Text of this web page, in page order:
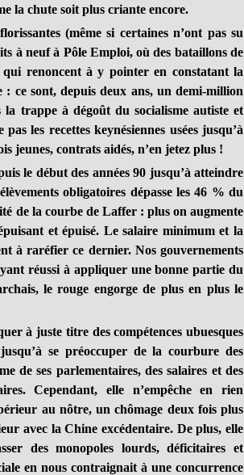
la chute soit plus criante encore.
(même si certaines n’ont pas su
à neuf à Pôle Emploi, où des bataillons de
renoncent à y pointer en constatant la
ce sont, depuis deux ans, un demi-million
trappe à dégoût du socialisme autiste et
les recettes keynésiennes usées jusqu’à
jeunes, contrats aidés, n’en jetez plus !
des années 90 jusqu’à atteindre
obligatoires dépasse les 46 % du
de la courbe de Laffer : plus on augmente
et épuisé. Le salaire minimum et la
à raréfier ce dernier. Nos gouvernements
réussi à appliquer une bonne partie du
le rouge engorge de plus en plus le
juste titre des compétences ubuesques
se préoccuper de la courbure des
de ses parlementaires, des salaires et des
Cependant, elle n’empêche en rien
au nôtre, un chômage deux fois plus
avec la Chine excédentaire. De plus, elle
des monopoles lourds, déficitaires et
en nous contraignait à une concurrence